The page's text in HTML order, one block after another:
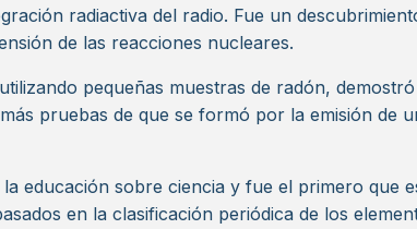
radiactiva del radio. Fue un
de las reacciones nucleares.
pequeñas muestras de radón,
pruebas de que se formó por la emisión de
educación sobre ciencia y fue el primero que
en la clasificación periódica de los